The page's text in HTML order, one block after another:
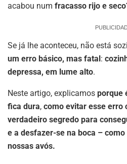
acabou num fracasso rijo e
Se já lhe aconteceu, não está
um erro básico, mas fatal:
depressa, em lume alto.
Neste artigo, explicamos porque
fica dura, como evitar esse erro
verdadeiro segredo para
e a desfazer-se na boca –
nossas avós.